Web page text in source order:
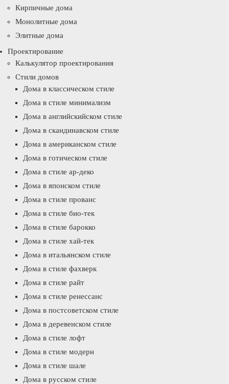
Кирпичные дома
Монолитные дома
Элитные дома
Проектирование
Калькулятор проектирования
Стили домов
Дома в классическом стиле
Дома в стиле минимализм
Дома в английскийском стиле
Дома в скандинавском стиле
Дома в американском стиле
Дома в готическом стиле
Дома в стиле ар-деко
Дома в японском стиле
Дома в стиле прованс
Дома в стиле био-тек
Дома в стиле барокко
Дома в стиле хай-тек
Дома в итальянском стиле
Дома в стиле фахверк
Дома в стиле райт
Дома в стиле ренессанс
Дома в постсоветском стиле
Дома в деревенском стиле
Дома в стиле лофт
Дома в стиле модерн
Дома в стиле шале
Дома в русском стиле